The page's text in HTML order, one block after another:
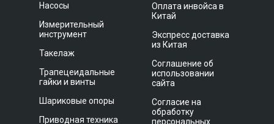
Насосы
Измерительный
инструмент
Такелаж
Трапецеидальные
гайки и винты
Шариковые опоры
Приводная техника
Оплата инвойса в
Китай
Экспресс доставка
из Китая
Соглашение об
использовании
сайта
Согласие на
обработку
персональных